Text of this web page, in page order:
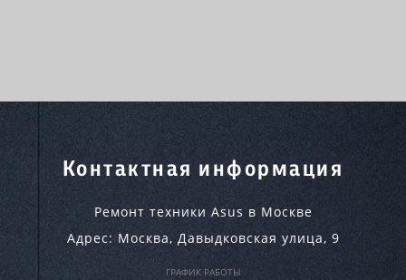
Контактная информация
Ремонт техники Asus в Москве
Адрес: Москва, Давыдковская улица, 9
ГРАФИК РАБОТЫ